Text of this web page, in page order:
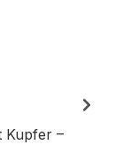
Kupfer –